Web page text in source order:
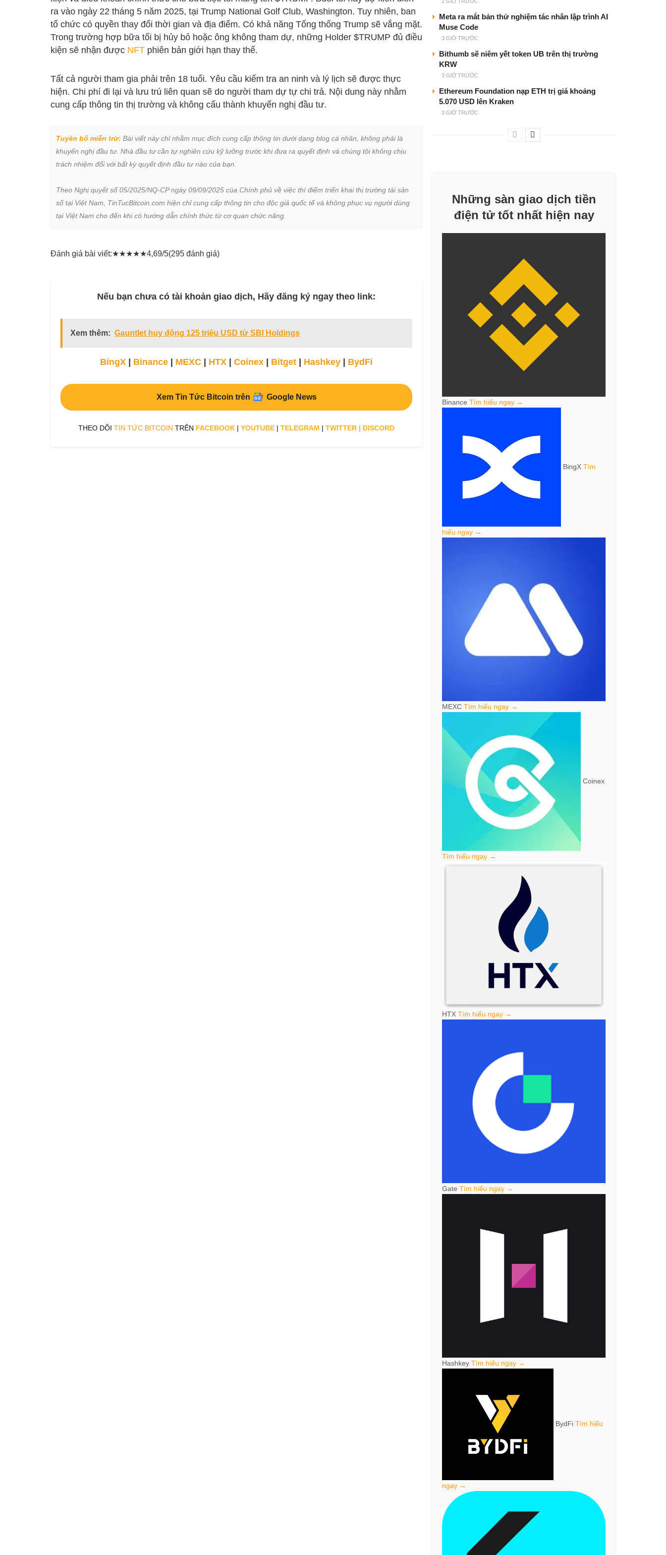
ra vào ngày 22 tháng 5 năm 2025, tại Trump National Golf Club, Washington. Tuy nhiên, ban
tổ chức có quyền thay đổi thời gian và địa điểm. Có khả năng Tổng thống Trump sẽ vắng mặt.
Trong trường hợp bữa tối bị hủy bỏ hoặc ông không tham dự, những Holder $TRUMP đủ điều
kiện sẽ nhận được NFT phiên bản giới hạn thay thế.
Tất cả người tham gia phải trên 18 tuổi. Yêu cầu kiểm tra an ninh và lý lịch sẽ được thực
hiện. Chi phí đi lại và lưu trú liên quan sẽ do người tham dự tự chi trả. Nội dung này nhằm
cung cấp thông tin thị trường và không cấu thành khuyến nghị đầu tư.
Tuyên bố miễn trừ: Bài viết này chỉ nhằm mục đích cung cấp thông tin dưới dạng blog cá nhân, không phải là
khuyến nghị đầu tư. Nhà đầu tư cần tự nghiên cứu kỹ lưỡng trước khi đưa ra quyết định và chúng tôi không chịu
trách nhiệm đối với bất kỳ quyết định đầu tư nào của bạn.
Theo Nghị quyết số 05/2025/NQ-CP ngày 09/09/2025 của Chính phủ về việc thí điểm triển khai thị trường tài sản
số tại Việt Nam, TinTucBitcoin.com hiện chỉ cung cấp thông tin cho độc giả quốc tế và không phục vụ người dùng
tại Việt Nam cho đến khi có hướng dẫn chính thức từ cơ quan chức năng.
Đánh giá bài viết:★★★★★4,69/5(295 đánh giá)
Nếu bạn chưa có tài khoản giao dịch, Hãy đăng ký ngay theo link:
Xem thêm: Gauntlet huy động 125 triệu USD từ SBI Holdings
BingX | Binance | MEXC | HTX | Coinex | Bitget | Hashkey | BydFi
Xem Tin Tức Bitcoin trên Google News
THEO DÕI TIN TỨC BITCOIN TRÊN FACEBOOK | YOUTUBE | TELEGRAM | TWITTER | DISCORD
Meta ra mắt bản thử nghiệm tác nhân lập trình AI
Muse Code
3 GIỜ TRƯỚC
Bithumb sẽ niêm yết token UB trên thị trường
KRW
3 GIỜ TRƯỚC
Ethereum Foundation nạp ETH trị giá khoảng
5.070 USD lên Kraken
3 GIỜ TRƯỚC
Những sàn giao dịch tiền
điện tử tốt nhất hiện nay
Binance Tìm hiểu ngay →
BingX Tìm
hiểu ngay →
MEXC Tìm hiểu ngay →
Coinex
Tìm hiểu ngay →
HTX Tìm hiểu ngay →
Gate Tìm hiểu ngay →
Hashkey Tìm hiểu ngay →
BydFi Tìm hiểu
ngay →